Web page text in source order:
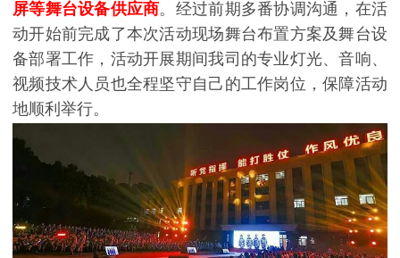
屏等舞台设备供应商。经过前期多番协调沟通，在活
动开始前完成了本次活动现场舞台布置方案及舞台设
备部署工作，活动开展期间我司的专业灯光、音响、
视频技术人员也全程坚守自己的工作岗位，保障活动
地顺利举行。